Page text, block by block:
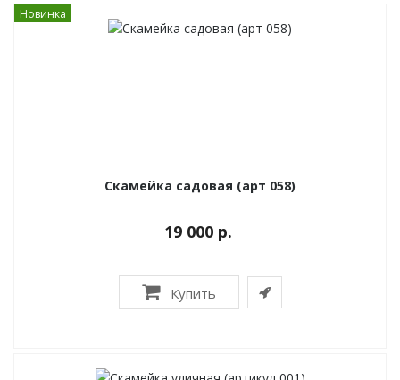
Новинка
Скамейка садовая (арт 058)
19 000 р.
Купить